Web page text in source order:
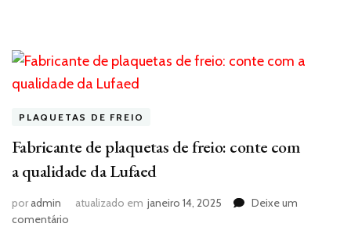
PLAQUETAS DE FREIO
Fabricante de plaquetas de freio: conte com
a qualidade da Lufaed
poradmin atualizado em janeiro 14, 2025
Deixe um
comentário